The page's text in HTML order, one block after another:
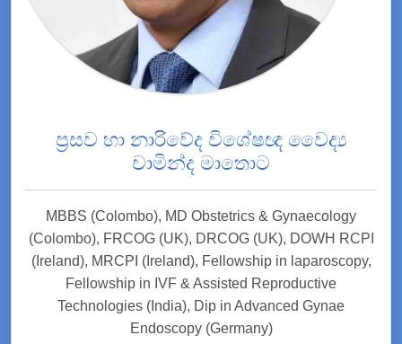
ප්‍රසව හා නාරිවේද විශේෂඥ වෛද්‍ය
චාමින්ද මාතොට
MBBS (Colombo), MD Obstetrics & Gynaecology
(Colombo), FRCOG (UK), DRCOG (UK), DOWH RCPI
(Ireland), MRCPI (Ireland), Fellowship in laparoscopy,
Fellowship in IVF & Assisted Reproductive
Technologies (India), Dip in Advanced Gynae
Endoscopy (Germany)